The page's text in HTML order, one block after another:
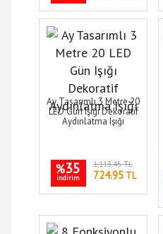
Ay Tasarımlı 3 Metre 20
LED Gün Işığı Dekoratif
Aydınlatma Işığı
%35
indirim
1,113.45 TL
724.95TL